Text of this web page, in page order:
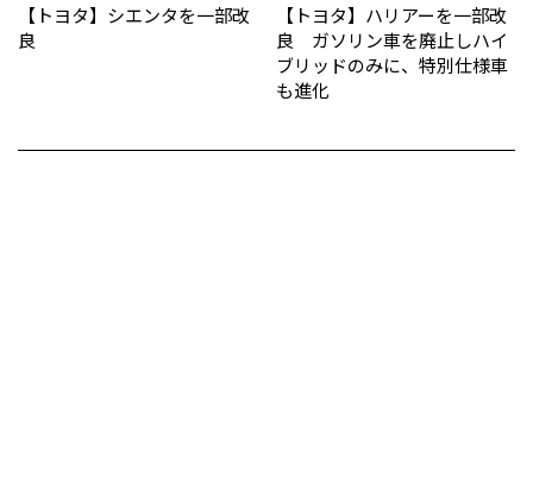
【トヨタ】シエンタを一部改
良
【トヨタ】ハリアーを一部改
良 ガソリン車を廃止しハイ
ブリッドのみに、特別仕様車
も進化